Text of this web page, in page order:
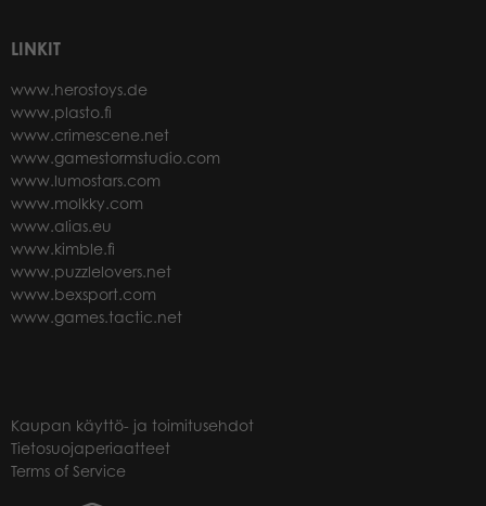
LINKIT
www.herostoys.de
www.plasto.fi
www.crimescene.net
www.gamestormstudio.com
www.lumostars.com
www.molkky.com
www.alias.eu
www.kimble.fi
www.puzzlelovers.net
www.bexsport.com
www.games.tactic.net
Kaupan käyttö- ja toimitusehdot
Tietosuojaperiaatteet
Terms of Service